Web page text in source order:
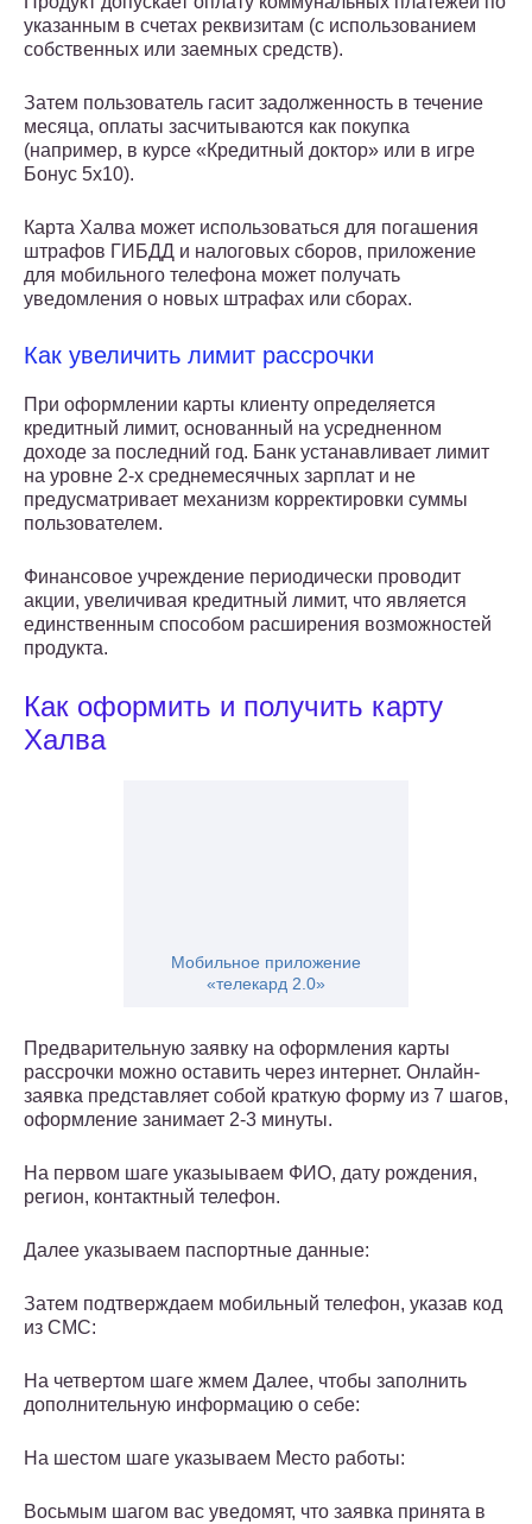
указанным в счетах реквизитам (с использованием
собственных или заемных средств).
Затем пользователь гасит задолженность в течение
месяца, оплаты засчитываются как покупка
(например, в курсе «Кредитный доктор» или в игре
Бонус 5х10).
Карта Халва может использоваться для погашения
штрафов ГИБДД и налоговых сборов, приложение
для мобильного телефона может получать
уведомления о новых штрафах или сборах.
Как увеличить лимит рассрочки
При оформлении карты клиенту определяется
кредитный лимит, основанный на усредненном
доходе за последний год. Банк устанавливает лимит
на уровне 2-х среднемесячных зарплат и не
предусматривает механизм корректировки суммы
пользователем.
Финансовое учреждение периодически проводит
акции, увеличивая кредитный лимит, что является
единственным способом расширения возможностей
продукта.
Как оформить и получить карту
Халва
Мобильное приложение
«телекард 2.0»
Предварительную заявку на оформления карты
рассрочки можно оставить через интернет. Онлайн-
заявка представляет собой краткую форму из 7 шагов,
оформление занимает 2-3 минуты.
На первом шаге указыываем ФИО, дату рождения,
регион, контактный телефон.
Далее указываем паспортные данные:
Затем подтверждаем мобильный телефон, указав код
из СМС:
На четвертом шаге жмем Далее, чтобы заполнить
дополнительную информацию о себе:
На шестом шаге указываем Место работы:
Восьмым шагом вас уведомят, что заявка принята в